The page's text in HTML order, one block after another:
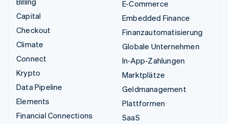
Capital
Checkout
Climate
Connect
Krypto
Data Pipeline
Elements
Financial Connections
E-Commerce
Embedded Finance
Finanzautomatisierung
Globale Unternehmen
In-App-Zahlungen
Marktplätze
Geldmanagement
Plattformen
SaaS